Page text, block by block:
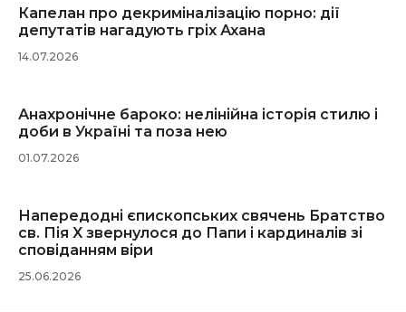
Капелан про декриміналізацію порно: дії
депутатів нагадують гріх Ахана
14.07.2026
Анахронічне бароко: нелінійна історія стилю і
доби в Україні та поза нею
01.07.2026
Напередодні єпископських свячень Братство
св. Пія X звернулося до Папи і кардиналів зі
сповіданням віри
25.06.2026